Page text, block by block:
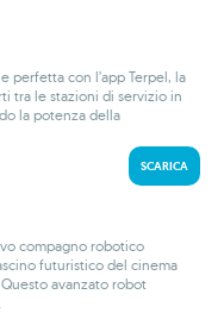
perfetta con l’app Terpel, la
tra le stazioni di servizio in
la potenza della
SCARICA
compagno robotico
futuristico del cinema
avanzato robot